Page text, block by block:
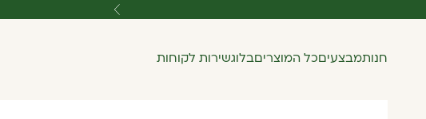
הקודם
חנותמבצעים כל המוצריםבלוגשירות לקוחות